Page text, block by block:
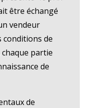
être échangé
vendeur
conditions de
partie
de
de